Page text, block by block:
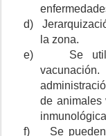
d)
la zona.
e)
Se
de animales
f)
Se